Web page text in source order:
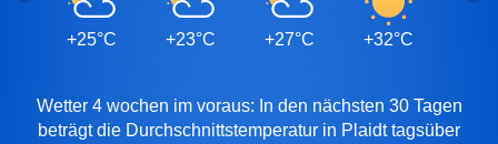
+25°C +23°C +27°C +32°C
Wetter 4 wochen im voraus: In den nächsten 30 Tagen
beträgt die Durchschnittstemperatur in Plaidt tagsüber